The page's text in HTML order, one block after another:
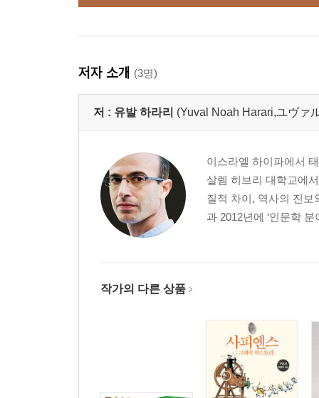
저자 소개 (3명)
저 : 유발 하라리 (Yuval Noah Harari,ユヴァ
이스라엘 하이파에서
살렘 히브리 대학교에
질적 차이, 역사의 진보
과 2012년에 ‘인문학
작가의 다른 상품